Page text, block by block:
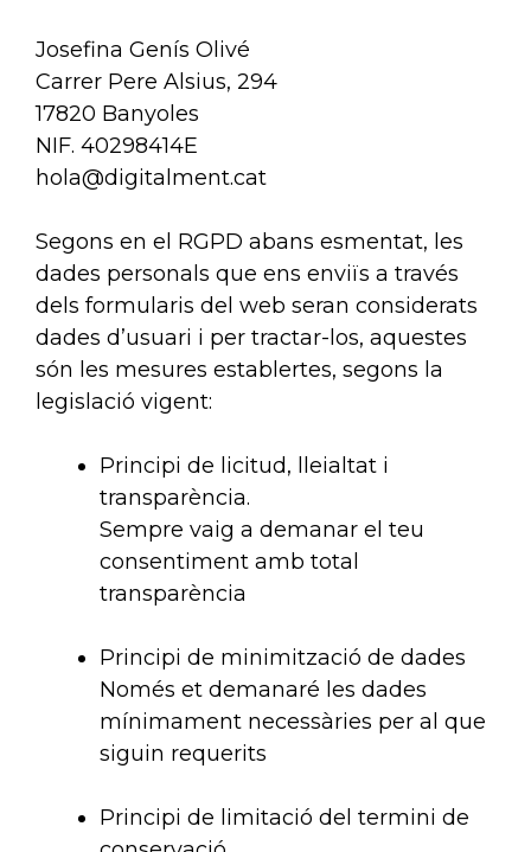
Josefina Genís Olivé
Carrer Pere Alsius, 294
17820 Banyoles
NIF. 40298414E
hola@digitalment.cat
Segons en el RGPD abans esmentat, les
dades personals que ens enviïs a través
dels formularis del web seran considerats
dades d’usuari i per tractar-los, aquestes
són les mesures establertes, segons la
legislació vigent:
Principi de licitud, lleialtat i
transparència.
Sempre vaig a demanar el teu
consentiment amb total
transparència
Principi de minimització de dades
Només et demanaré les dades
mínimament necessàries per al que
siguin requerits
Principi de limitació del termini de